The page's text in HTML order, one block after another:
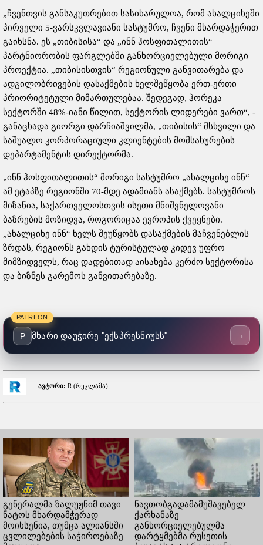
„ჩვენთვის განსაკუთრებით სასიხარულოა, რომ ახალციხეში
პირველი 5-ვარსკვლავიანი სასტუმრო, ჩვენი მხარდაჭერით
გაიხსნა. ეს „თიბისისა“ და „ინნ ჰოსფითალითის“
პარტნიორობის ფარგლებში განხორციელებული მორიგი
პროექტია. „თიბისისთვის“ რეგიონული განვითარება და
ადგილობრივების დასაქმების ხელშეწყობა ერთ-ერთი
პრიორიტეტული მიმართულებაა. შედეგად, ჰორეკა
სექტორში 48%-იანი წილით, სექტორის ლიდერები ვართ“, -
განაცხადა გიორგი დარჩიაშვილმა, „თიბისის“ მსხვილი და
საშუალო კორპორაციული კლიენტების მომსახურების
დეპარტამენტის დირექტორმა.
„ინნ ჰოსფითალითის“ მორიგი სასტუმრო „ახალციხე ინნ“
ამ ეტაპზე რეგიონში 70-მდე ადამიანს ასაქმებს. სასტუმროს
მიზანია, საქართველოსთვის ისეთი მნიშვნელოვანი
ბაზრების მოზიდვა, როგორიცაა ევროპის ქვეყნები.
„ახალციხე ინნ“ ხელს შეუწყობს დასაქმების მაჩვენებლის
ზრდას, რეგიონს გახდის ტურისტულად კიდევ უფრო
მიმზიდველს, რაც დადებითად აისახება კერძო სექტორისა
და ბიზნეს გარემოს განვითარებაზე.
PATREON
P მხარი დაუჭირე "ექსპრესნიუსს" →
ავტორი: R (რეკლამა),
გენერალმა ზალუჟნიმ თავი
ნატოს მხარდამჭერად
მოიხსენია, თუმცა ალიანსში
ცვლილებების საჭიროებაზე
ნავთობგადამამუშავებელ
ქარხანაზე
განხორციელებულმა
დარტყმებმა რუსეთის